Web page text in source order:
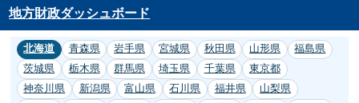
地方財政ダッシュボード
北海道 青森県 岩手県 宮城県 秋田県 山形県
福島県
茨城県
栃木県 群馬県 埼玉県 千葉県
東京都
神奈川県
新潟県 富山県 石川県 福井県
山梨県